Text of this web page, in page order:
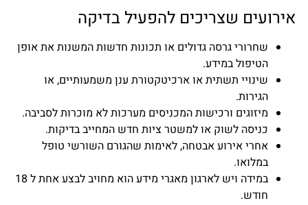
אירועים שצריכים להפעיל בדיקה
שחרורי גרסה גדולים או תכונות חדשות המשנות את אופן
הטיפול במידע.
שינויי תשתית או ארכיטקטורת ענן משמעותיים, או
הגירות.
מיזוגים ורכישות המכניסים מערכות לא מוכרות לסביבה.
כניסה לשוק או למשטר ציות חדש המחייב בדיקות.
אחרי אירוע אבטחה, לאימות שהגורם השורשי טופל
במלואו.
במידה ויש לארגון מאגרי מידע הוא מחויב לבצע אחת ל 18
חודש.